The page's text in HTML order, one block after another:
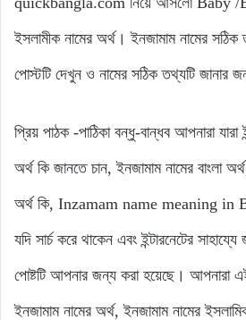
ইসলামীক নামের অর্থ। ইনজামাম নামের
পোস্টটি দেখুন ও নামের সঠিক তথ্যটি জানার
প্রিয় পাঠক -পাঠিকা বন্ধু-বান্ধব আপনারা যারা
অর্থ কি জানতে চান, ইনজামাম নামের বাংলা
অর্থ কি, Inzamam name meaning in
যদি সার্চ করে থাকেন এবং ইন্টারনেটের
পোষ্টটি আপনার জন্য করা হয়েছে। আপনারা
ইনজামাম নামের অর্থ, ইনজামাম নামের